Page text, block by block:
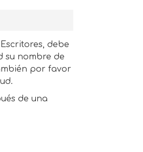
debe
su nombre de
por favor
de una